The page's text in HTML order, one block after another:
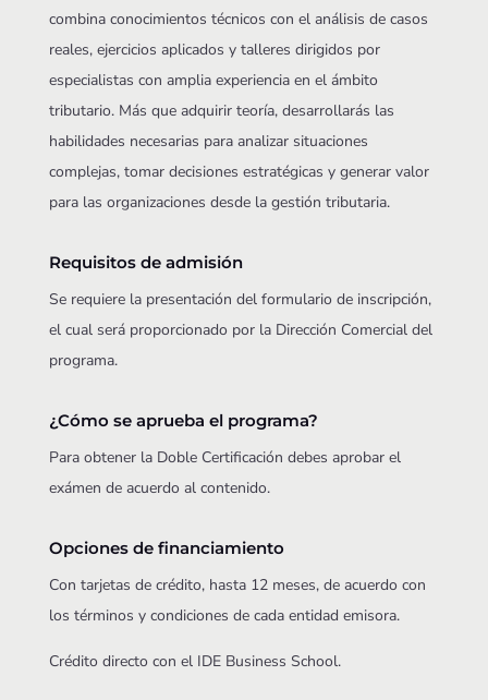
combina conocimientos técnicos con el análisis de casos
reales, ejercicios aplicados y talleres dirigidos por
especialistas con amplia experiencia en el ámbito
tributario. Más que adquirir teoría, desarrollarás las
habilidades necesarias para analizar situaciones
complejas, tomar decisiones estratégicas y generar valor
para las organizaciones desde la gestión tributaria.
Requisitos de admisión
Se requiere la presentación del formulario de inscripción,
el cual será proporcionado por la Dirección Comercial del
programa.
¿Cómo se aprueba el programa?
Para obtener la Doble Certificación debes aprobar el
exámen de acuerdo al contenido.
Opciones de financiamiento
Con tarjetas de crédito, hasta 12 meses, de acuerdo con
los términos y condiciones de cada entidad emisora.
Crédito directo con el IDE Business School.